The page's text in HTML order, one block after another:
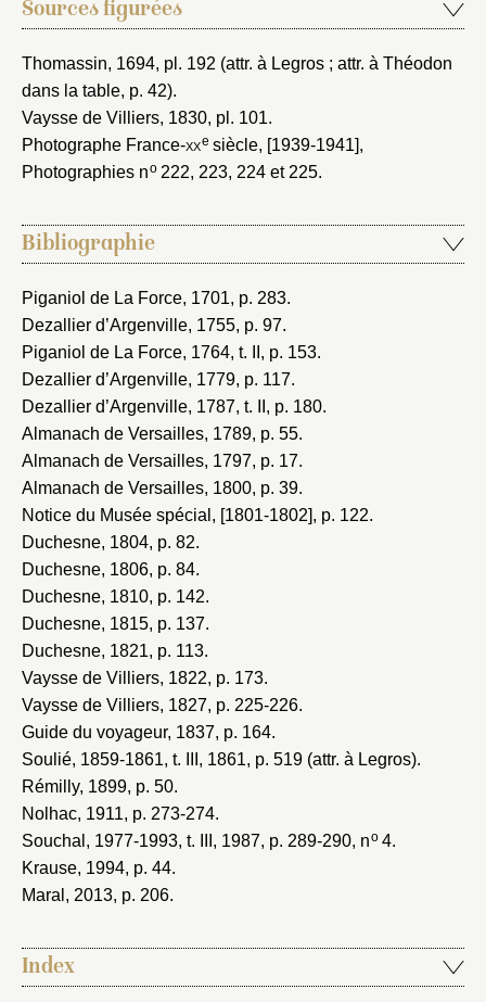
Sources figurées
Thomassin, 1694, pl. 192 (attr. à Legros ; attr. à Théodon
dans la table, p. 42).
Vaysse de Villiers, 1830, pl. 101.
Photographe France-xxe siècle, [1939-1941],
Photographies no222, 223, 224 et 225.
Bibliographie
Piganiol de La Force, 1701, p. 283.
Dezallier d’Argenville, 1755, p. 97.
Piganiol de La Force, 1764, t. II, p. 153.
Dezallier d’Argenville, 1779, p. 117.
Dezallier d’Argenville, 1787, t. II, p. 180.
Almanach de Versailles, 1789, p. 55.
Almanach de Versailles, 1797, p. 17.
Almanach de Versailles, 1800, p. 39.
Notice du Musée spécial, [1801-1802], p. 122.
Duchesne, 1804, p. 82.
Duchesne, 1806, p. 84.
Duchesne, 1810, p. 142.
Duchesne, 1815, p. 137.
Duchesne, 1821, p. 113.
Vaysse de Villiers, 1822, p. 173.
Vaysse de Villiers, 1827, p. 225-226.
Guide du voyageur, 1837, p. 164.
Soulié, 1859-1861, t. III, 1861, p. 519 (attr. à Legros).
Rémilly, 1899, p. 50.
Nolhac, 1911, p. 273-274.
Souchal, 1977-1993, t. III, 1987, p. 289-290, no4.
Krause, 1994, p. 44.
Maral, 2013, p. 206.
Index